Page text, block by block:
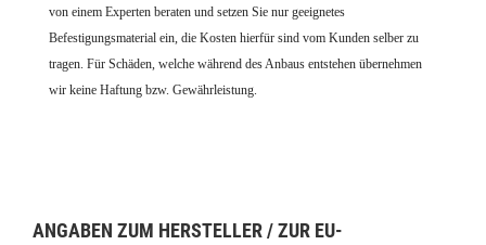
von einem Experten beraten und setzen Sie nur geeignetes
Befestigungsmaterial ein, die Kosten hierfür sind vom Kunden selber zu
tragen. Für Schäden, welche während des Anbaus entstehen übernehmen
wir keine Haftung bzw. Gewährleistung.
ANGABEN ZUM HERSTELLER / ZUR EU-